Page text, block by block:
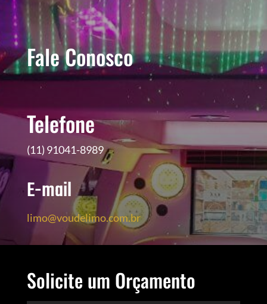
Fale Conosco
Telefone
(11) 91041-8989
E-mail
limo@voudelimo.com.br
Solicite um Orçamento